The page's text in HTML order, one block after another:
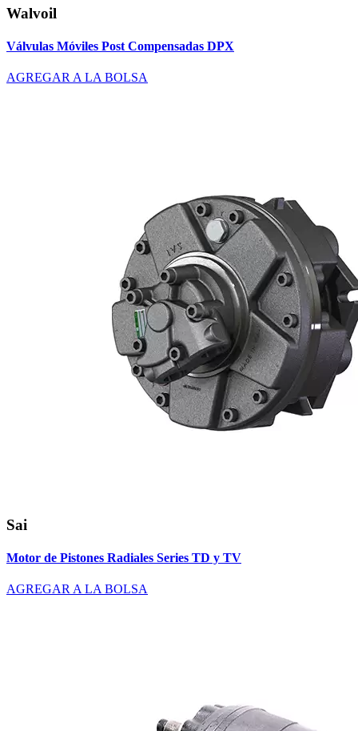
Walvoil
Válvulas Móviles Post Compensadas DPX
AGREGAR A LA BOLSA
Sai
Motor de Pistones Radiales Series TD y TV
AGREGAR A LA BOLSA